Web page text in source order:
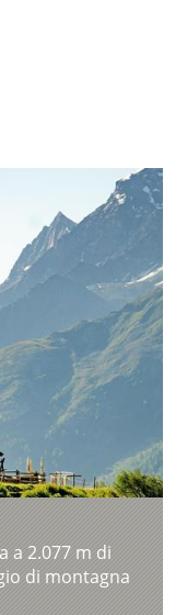
a 2.077 m di
di montagna